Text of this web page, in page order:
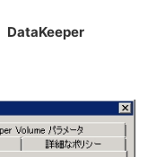
DataKeeper